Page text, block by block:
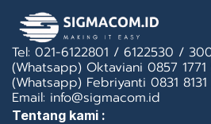
Tel: 021-6122801 / 6122530 /
(Whatsapp) Oktaviani 0857
(Whatsapp) Febriyanti 0831
Email: info@sigmacom.id
Tentang kami :